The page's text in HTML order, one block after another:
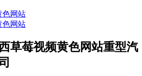
色网站
色网站
西草莓视频黄色网站重型汽